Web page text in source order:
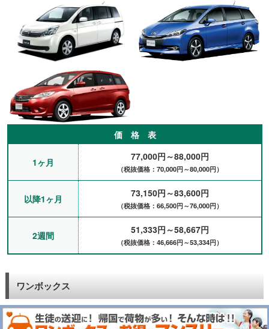
価 格 表
1ヶ月 77,000円～88,000円
（税抜価格：70,000円～80,000円）
以降1ヶ月 73,150円～83,600円
（税抜価格：66,500円～76,000円）
2週間 51,333円～58,667円
（税抜価格：46,666円～53,334円）
ワンボックス